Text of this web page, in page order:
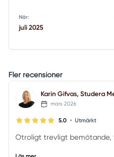
När:
juli 2025
Fler recensioner
Karin Gifvas, Studera
mars 2026
5.0 • Utmärkt
Otroligt trevligt